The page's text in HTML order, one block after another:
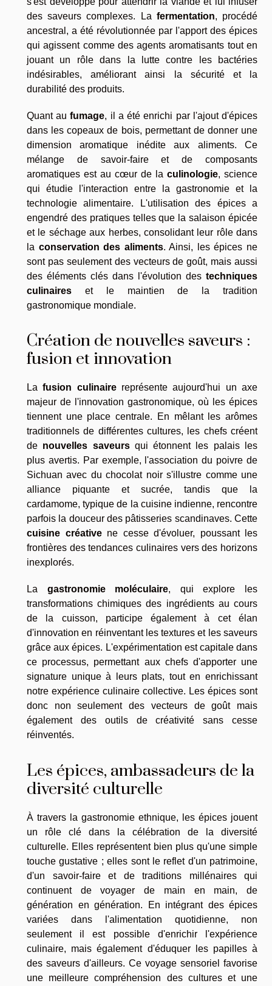
des saveurs complexes. La fermentation, procédé
ancestral, a été révolutionnée par l'apport des épices
qui agissent comme des agents aromatisants tout en
jouant un rôle dans la lutte contre les bactéries
indésirables, améliorant ainsi la sécurité et la
durabilité des produits.
Quant aufumage, il a été enrichi par l'ajout d'épices
dans les copeaux de bois, permettant de donner une
dimension aromatique inédite aux aliments. Ce
mélange de savoir-faire et de composants
aromatiques est au cœur de la culinologie, science
qui étudie l'interaction entre la gastronomie et la
technologie alimentaire. L'utilisation des épices a
engendré des pratiques telles que la salaison épicée
et le séchage aux herbes, consolidant leur rôle dans
la conservation des aliments. Ainsi, les épices ne
sont pas seulement des vecteurs de goût, mais aussi
des éléments clés dans l'évolution des techniques
culinaires et le maintien de la tradition
gastronomique mondiale.
Création de nouvelles saveurs :
fusion et innovation
Lafusion culinairereprésente aujourd'hui un axe
majeur de l'innovation gastronomique, où les épices
tiennent une place centrale. En mêlant les arômes
traditionnels de différentes cultures, les chefs créent
de nouvelles saveursqui étonnent les palais les
plus avertis. Par exemple, l'association du poivre de
Sichuan avec du chocolat noir s'illustre comme une
alliance piquante et sucrée, tandis que la
cardamome, typique de la cuisine indienne, rencontre
parfois la douceur des pâtisseries scandinaves. Cette
cuisine créativene cesse d'évoluer, poussant les
frontières des tendances culinaires vers des horizons
inexplorés.
La gastronomie moléculaire, qui explore les
transformations chimiques des ingrédients au cours
de la cuisson, participe également à cet élan
d'innovation en réinventant les textures et les saveurs
grâce aux épices. L'expérimentation est capitale dans
ce processus, permettant aux chefs d'apporter une
signature unique à leurs plats, tout en enrichissant
notre expérience culinaire collective. Les épices sont
donc non seulement des vecteurs de goût mais
également des outils de créativité sans cesse
réinventés.
Les épices, ambassadeurs de la
diversité culturelle
À travers la gastronomie ethnique, les épices jouent
un rôle clé dans la célébration de la diversité
culturelle. Elles représentent bien plus qu'une simple
touche gustative ; elles sont le reflet d'un patrimoine,
d'un savoir-faire et de traditions millénaires qui
continuent de voyager de main en main, de
génération en génération. En intégrant des épices
variées dans l'alimentation quotidienne, non
seulement il est possible d'enrichir l'expérience
culinaire, mais également d'éduquer les papilles à
des saveurs d'ailleurs. Ce voyage sensoriel favorise
une meilleure compréhension des cultures et une